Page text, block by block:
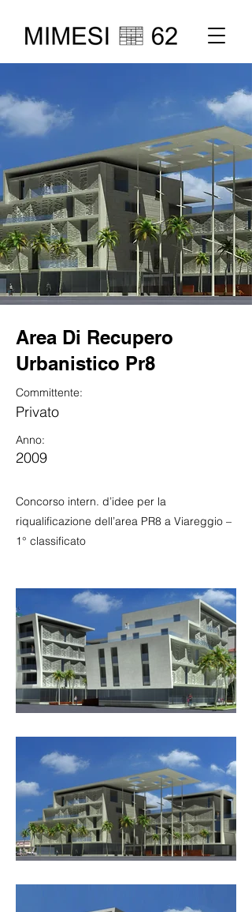
Area Di Recupero
Urbanistico Pr8
Committente:
Privato
Anno:
2009
Concorso intern. d’idee per la
riqualificazione dell’area PR8 a Viareggio –
1° classificato